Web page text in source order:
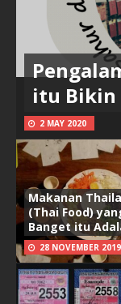
itu Bikin
2 MAY 2020
Makanan
(Thai Food)
Banget itu
28 NOVEMBER 2019